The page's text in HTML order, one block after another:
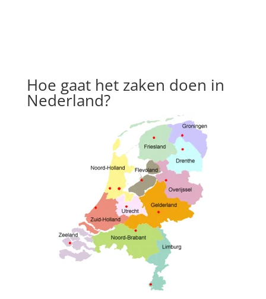
Hoe gaat het zaken doen in
Nederland?